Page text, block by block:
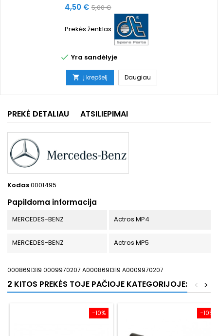
Kaina
4,50 € Bazinė
5,00 €
Prekės ženklas:
 Yra sandėlyje
 Į krepšelį Daugiau
PREKĖ DETALIAU ATSILIEPIMAI
Kodas0001495
Papildoma informacija
MERCEDES-BENZ Actros MP4
MERCEDES-BENZ Actros MP5
0008691319 0009970207 A0008691319 A0009970207
2 KITOS PREKĖS TOJE PAČIOJE KATEGORIJOJE: >
<
−10% −10%